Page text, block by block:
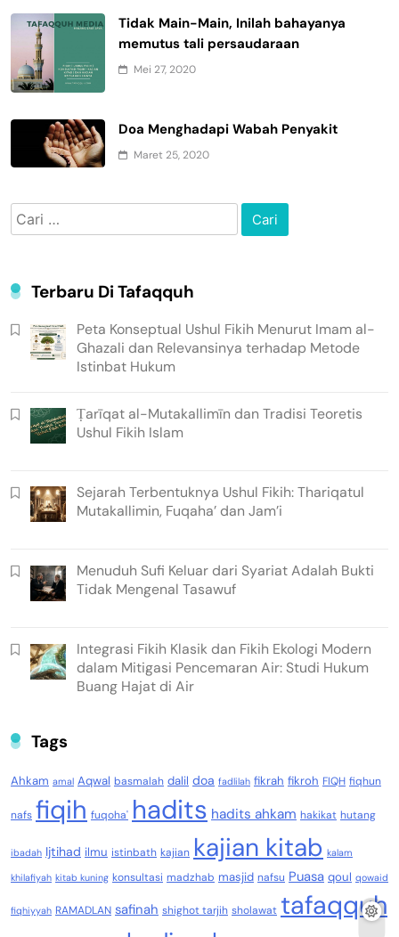
Tidak Main-Main, Inilah bahayanya
memutus tali persaudaraan
Mei 27, 2020
Doa Menghadapi Wabah Penyakit
Maret 25, 2020
Cari
untuk:
Terbaru Di Tafaqquh
Peta Konseptual Ushul Fikih Menurut Imam al-
Ghazali dan Relevansinya terhadap Metode
Istinbat Hukum
Ṭarīqat al-Mutakallimīn dan Tradisi Teoretis
Ushul Fikih Islam
Sejarah Terbentuknya Ushul Fikih: Thariqatul
Mutakallimin, Fuqaha’ dan Jam’i
Menuduh Sufi Keluar dari Syariat Adalah Bukti
Tidak Mengenal Tasawuf
Integrasi Fikih Klasik dan Fikih Ekologi Modern
dalam Mitigasi Pencemaran Air: Studi Hukum
Buang Hajat di Air
Tags
Ahkam amal Aqwal basmalah dalil doa fadlilah fikrah fikroh FIQH fiqhun
nafs fiqih fuqoha' hadits hadits ahkam hakikat hutang
ibadah Ijtihad ilmu istinbath kajian kajian kitab kalam
khilafiyah kitab kuning konsultasi madzhab masjid nafsu Puasa qoul qowaid
fiqhiyyah RAMADLAN safinah shighot tarjih sholawat tafaqquh